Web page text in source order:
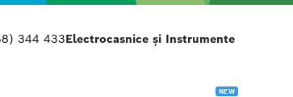
344 433Electrocasnice și Instrumente
NEW